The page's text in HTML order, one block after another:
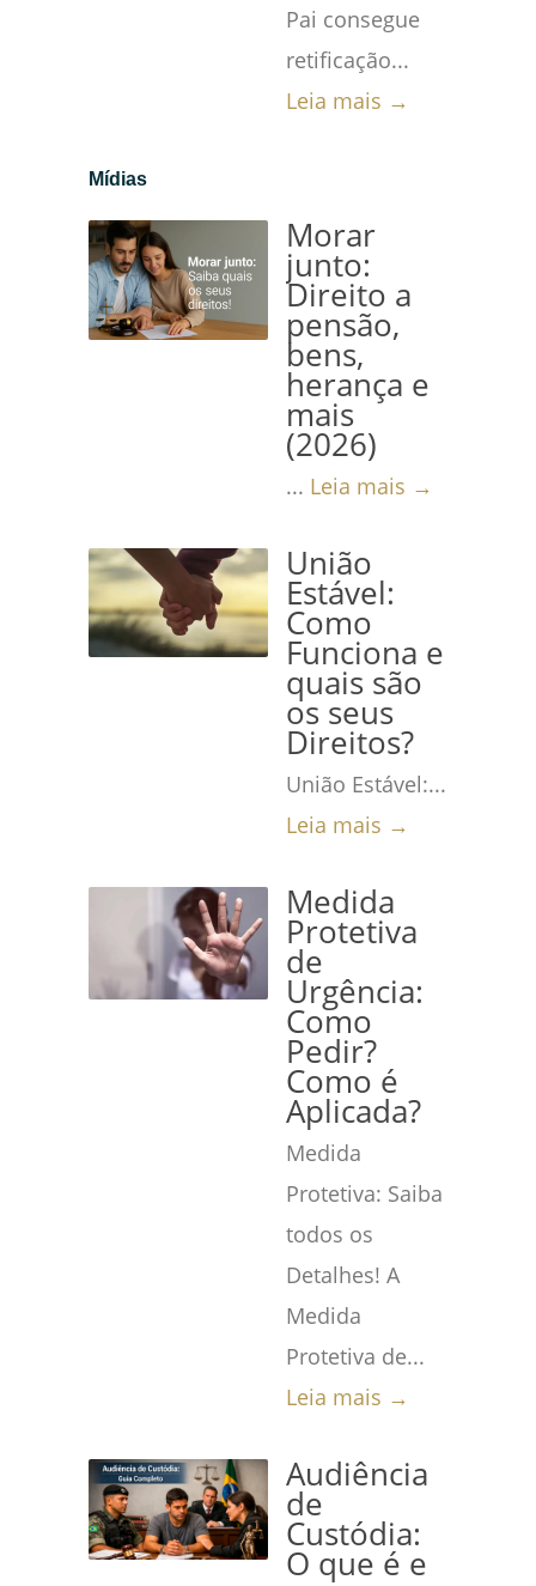
Pai consegue
retificação...
Leia mais →
Mídias
Morar
junto:
Direito a
pensão,
bens,
herança e
mais
(2026)
... Leia mais →
União
Estável:
Como
Funciona e
quais são
os seus
Direitos?
União Estável:...
Leia mais →
Medida
Protetiva
de
Urgência:
Como
Pedir?
Como é
Aplicada?
Medida
Protetiva: Saiba
todos os
Detalhes! A
Medida
Protetiva de...
Leia mais →
Audiência
de
Custódia:
O que é e